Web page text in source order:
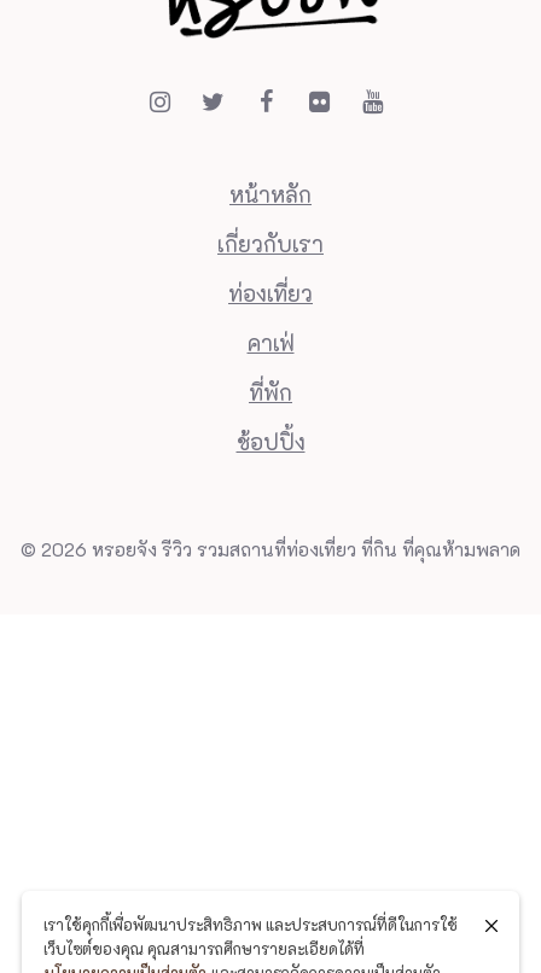
หน้าหลัก
เกี่ยวกับเรา
ท่องเที่ยว
คาเฟ่
ที่พัก
ช้อปปิ้ง
© 2026 หรอยจัง รีวิว รวมสถานที่ท่องเที่ยว ที่กิน ที่คุณห้ามพลาด
เราใช้คุกกี้เพื่อพัฒนาประสิทธิภาพ และประสบการณ์ที่ดีในการใช้
เว็บไซต์ของคุณ คุณสามารถศึกษารายละเอียดได้ที่